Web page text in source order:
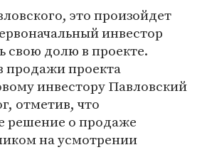
это произойдет
инвестор
свою долю в проекте.
продажи проекта
инвестору Павловский
отметив, что
решение о продаже
на усмотрении